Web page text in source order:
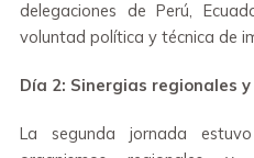
delegaciones de Perú,
voluntad política y técnica de
Día 2: Sinergias regionales
La segunda jornada